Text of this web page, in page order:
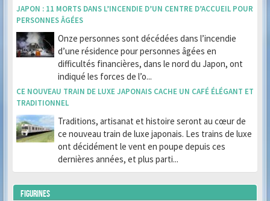
JAPON : 11 MORTS DANS L’INCENDIE D’UN CENTRE D’ACCUEIL POUR
PERSONNES ÂGÉES
Onze personnes sont décédées dans l’incendie
d’une résidence pour personnes âgées en
difficultés financières, dans le nord du Japon, ont
indiqué les forces de l’o...
CE NOUVEAU TRAIN DE LUXE JAPONAIS CACHE UN CAFÉ ÉLÉGANT ET
TRADITIONNEL
Traditions, artisanat et histoire seront au cœur de
ce nouveau train de luxe japonais. Les trains de luxe
ont décidément le vent en poupe depuis ces
dernières années, et plus parti...
FIGURINES